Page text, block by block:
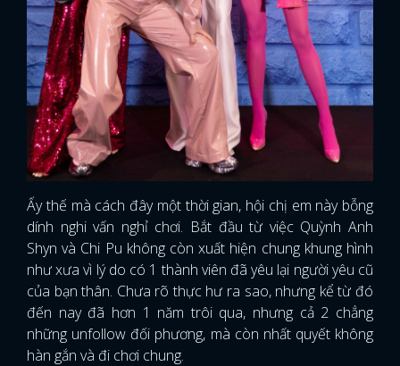
Ấy thế mà cách đây một thời gian, hội chị em này bỗng
dính nghi vấn nghỉ chơi. Bắt đầu từ việc Quỳnh Anh
Shyn và Chi Pu không còn xuất hiện chung khung hình
như xưa vì lý do có 1 thành viên đã yêu lại người yêu cũ
của bạn thân. Chưa rõ thực hư ra sao, nhưng kể từ đó
đến nay đã hơn 1 năm trôi qua, nhưng cả 2 chẳng
những unfollow đối phương, mà còn nhất quyết không
hàn gắn và đi chơi chung.